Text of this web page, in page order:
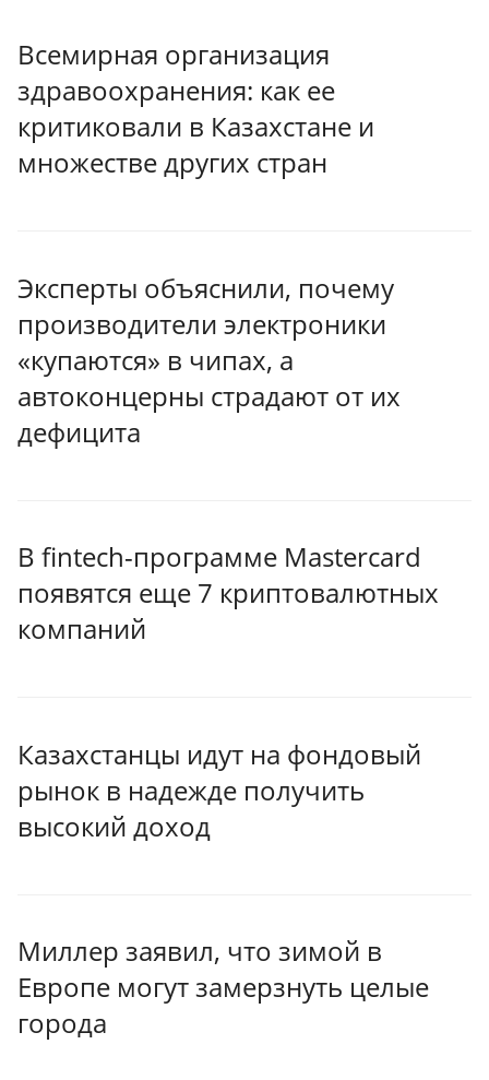
Всемирная организация
здравоохранения: как ее
критиковали в Казахстане и
множестве других стран
Эксперты объяснили, почему
производители электроники
«купаются» в чипах, а
автоконцерны страдают от их
дефицита
В fintech-программе Mastercard
появятся еще 7 криптовалютных
компаний
Казахстанцы идут на фондовый
рынок в надежде получить
высокий доход
Миллер заявил, что зимой в
Европе могут замерзнуть целые
города